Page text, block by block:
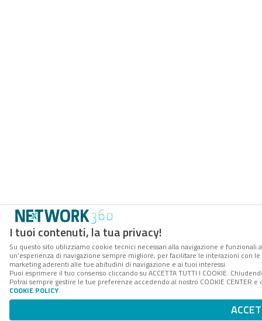
I tuoi contenuti, la tua privacy!
Su questo sito utilizziamo cookie tecnici necessari alla navigazione e
un’esperienza di navigazione sempre migliore, per facilitare le interazioni con
marketing aderenti alle tue abitudini di navigazione e ai tuoi interessi.
Puoi esprimere il tuo consenso cliccando su ACCETTA TUTTI I COOKIE.
Potrai sempre gestire le tue preferenze accedendo al nostro COOKIE
COOKIE POLICY.